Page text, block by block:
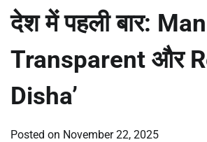
देश में पहली बार:
Transparent और
Disha’
Posted on November 22, 2025